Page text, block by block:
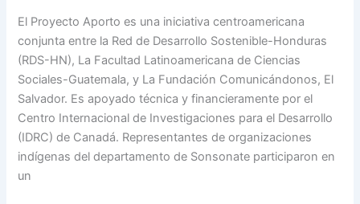
El Proyecto Aporto es una iniciativa centroamericana
conjunta entre la Red de Desarrollo Sostenible-Honduras
(RDS-HN), La Facultad Latinoamericana de Ciencias
Sociales-Guatemala, y La Fundación Comunicándonos, El
Salvador. Es apoyado técnica y financieramente por el
Centro Internacional de Investigaciones para el Desarrollo
(IDRC) de Canadá. Representantes de organizaciones
indígenas del departamento de Sonsonate participaron en
un